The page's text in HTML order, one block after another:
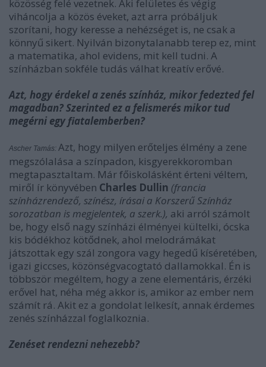
közösség felé vezetnek. Aki felületes és végig
viháncolja a közös éveket, azt arra próbáljuk
szorítani, hogy keresse a nehézséget is, ne csak a
könnyű sikert. Nyilván bizonytalanabb terep ez, mint
a matematika, ahol evidens, mit kell tudni. A
színházban sokféle tudás válhat kreatív erővé.
Azt, hogy érdekel a zenés színház, mikor fedezted fel
magadban? Szerinted ez a felismerés mikor tud
megérni egy fiatalemberben?
Ascher Tamás: Azt, hogy milyen erőteljes élmény a zene
megszólalása a színpadon, kisgyerekkoromban
megtapasztaltam. Már főiskolásként érteni véltem,
miről ír könyvében Charles Dullin (francia
színházrendező, színész, írásai a Korszerű Színház
sorozatban is megjelentek, a szerk.), aki arról számolt
be, hogy első nagy színházi élményei kültelki, ócska
kis bódékhoz kötődnek, ahol melodrámákat
játszottak egy szál zongora vagy hegedű kíséretében,
igazi giccses, közönségvacogtató dallamokkal. Én is
többször megéltem, hogy a zene elementáris, érzéki
erővel hat, néha még akkor is, amikor az ember nem
számít rá. Akit ez a gondolat lelkesít, annak érdemes
zenés színházzal foglalkoznia.
Zenéset rendezni nehezebb?